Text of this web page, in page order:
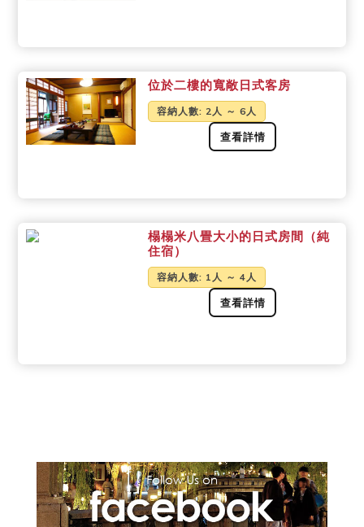
位於二樓的寬敞日式客房
容納人數: 2人 ～ 6人
查看詳情
榻榻米八畳大小的日式房間（純
住宿）
容納人數: 1人 ～ 4人
查看詳情